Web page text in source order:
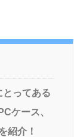
ってある
ケース、
紹介！